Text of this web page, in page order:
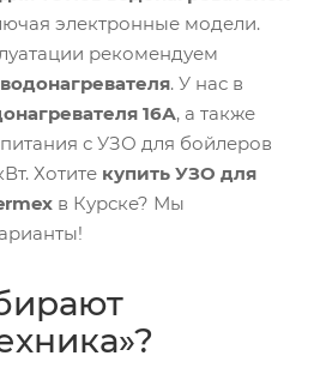
электронные модели.
рекомендуем
. У нас в
16А, а также
с УЗО для бойлеров
Хотите купить УЗО для
в Курске? Мы